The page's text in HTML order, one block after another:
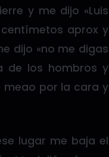
y me dijo «Luis
aprox y
dijo «no me digas
de los hombros y
meao por la cara y
lugar me baja el